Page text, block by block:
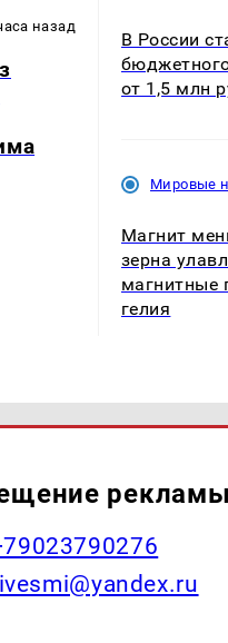
назад
В России
от 1,5 млн
Мировые
Магнит
зерна
магнитные
гелия
рекламы